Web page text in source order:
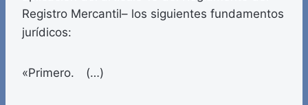
Registro Mercantil– los siguientes fundamentos
jurídicos:
«Primero. (…)